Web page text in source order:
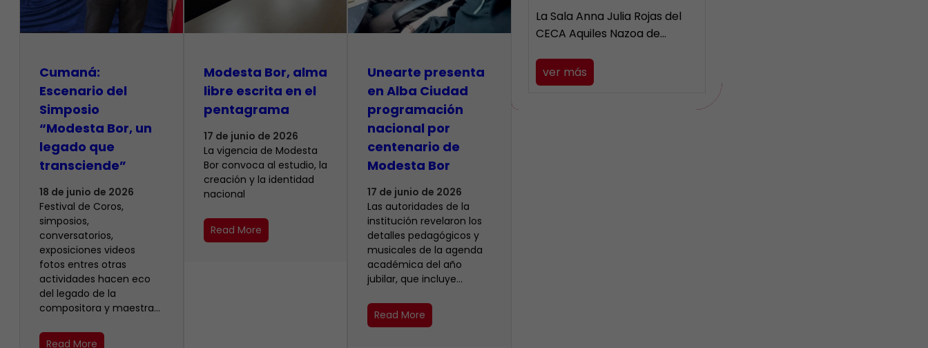
Cumaná:
Escenario del
Simposio
“Modesta Bor, un
legado que
transciende”
18 de junio de 2026
Festival de Coros,
simposios,
conversatorios,
exposiciones videos
fotos entres otras
actividades hacen eco
del legado de la
compositora y maestra…
Read More
Modesta Bor, alma
libre escrita en el
pentagrama
17 de junio de 2026
La vigencia de Modesta
Bor convoca al estudio, la
creación y la identidad
nacional
Read More
​Unearte presenta
en Alba Ciudad
programación
nacional por
centenario de
Modesta Bor
17 de junio de 2026
Las autoridades de la
institución revelaron los
detalles pedagógicos y
musicales de la agenda
académica del año
jubilar, que incluye…
Read More
La Sala Anna Julia Rojas del
CECA Aquiles Nazoa de…
ver más